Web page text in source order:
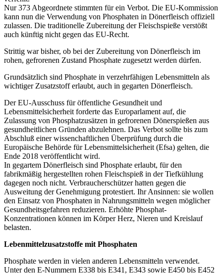
Nur 373 Abgeordnete stimmten für ein Verbot. Die EU-Kommission
kann nun die Verwendung von Phosphaten in Dönerfleisch offiziell
zulassen. Die traditionelle Zubereitung der Fleischspieße verstößt
auch künftig nicht gegen das EU-Recht.
Strittig war bisher, ob bei der Zubereitung von Dönerfleisch im
rohen, gefrorenen Zustand Phosphate zugesetzt werden dürfen.
Grundsätzlich sind Phosphate in verzehrfähigen Lebensmitteln als
wichtiger Zusatzstoff erlaubt, auch in gegarten Dönerfleisch.
Der EU-Ausschuss für öffentliche Gesundheit und
Lebensmittelsicherheit forderte das Europarlament auf, die
Zulassung von Phosphatzusätzen in gefrorenen Dönerspießen aus
gesundheitlichen Gründen abzulehnen. Das Verbot sollte bis zum
Abschluß einer wissenchaftlichen Überprüfung durch die
Europäische Behörde für Lebensmittelsicherheit (Efsa) gelten, die
Ende 2018 veröffentlicht wird.
In gegartem Dönerfleisch sind Phosphate erlaubt, für den
fabrikmäßig hergestellten rohen Fleischspieß in der Tiefkühlung
dagegen noch nicht. Verbraucherschützer hatten gegen die
Ausweitung der Genehmigung protestiert. Ihr Ansinnen: sie wollen
den Einsatz von Phosphaten in Nahrungsmitteln wegen möglicher
Gesundheitsgefahren reduzieren. Erhöhte Phosphat-
Konzentrationen können im Körper Herz, Nieren und Kreislauf
belasten.
Lebenmittelzusatzstoffe mit Phosphaten
Phosphate werden in vielen anderen Lebensmitteln verwendet.
Unter den E-Nummern E338 bis E341, E343 sowie E450 bis E452